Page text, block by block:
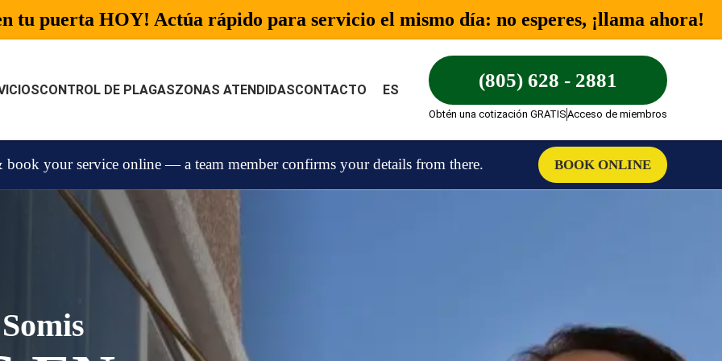
tu puerta HOY! Actúa rápido para servicio el mismo día: no esperes, ¡llama ahora!
CONTROL DE PLAGASZONAS ATENDIDASCONTACTO ES (805) 628 - 2881
Obtén una cotización GRATISAcceso de miembros
book your service online — a team member confirms your details from there. BOOK ONLINE